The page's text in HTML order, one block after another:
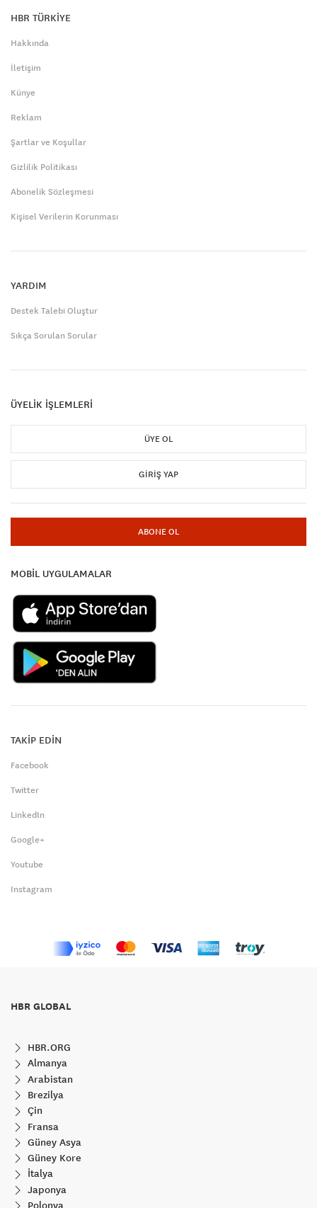
HBR TÜRKİYE
Hakkında
İletişim
Künye
Reklam
Şartlar ve Koşullar
Gizlilik Politikası
Abonelik Sözleşmesi
Kişisel Verilerin Korunması
YARDIM
Destek Talebi Oluştur
Sıkça Sorulan Sorular
ÜYELİK İŞLEMLERİ
ÜYE OL
GIRIŞ YAP
ABONE OL
MOBİL UYGULAMALAR
TAKİP EDİN
Facebook
Twitter
LinkedIn
Google+
Youtube
Instagram
HBR GLOBAL
HBR.ORG
Almanya
Arabistan
Brezilya
Çin
Fransa
Güney Asya
Güney Kore
İtalya
Japonya
Polonya